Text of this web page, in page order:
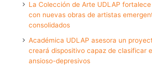
La Colección de Arte UDLAP
con nuevas obras de artistas
consolidados
Académica UDLAP asesora un
creará dispositivo capaz de clasificar
ansioso-depresivos